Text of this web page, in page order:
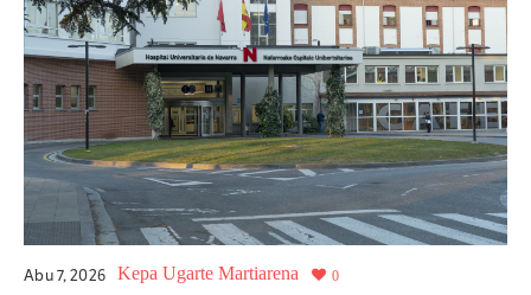
Abu 7,2026 Kepa Ugarte Martiarena 0